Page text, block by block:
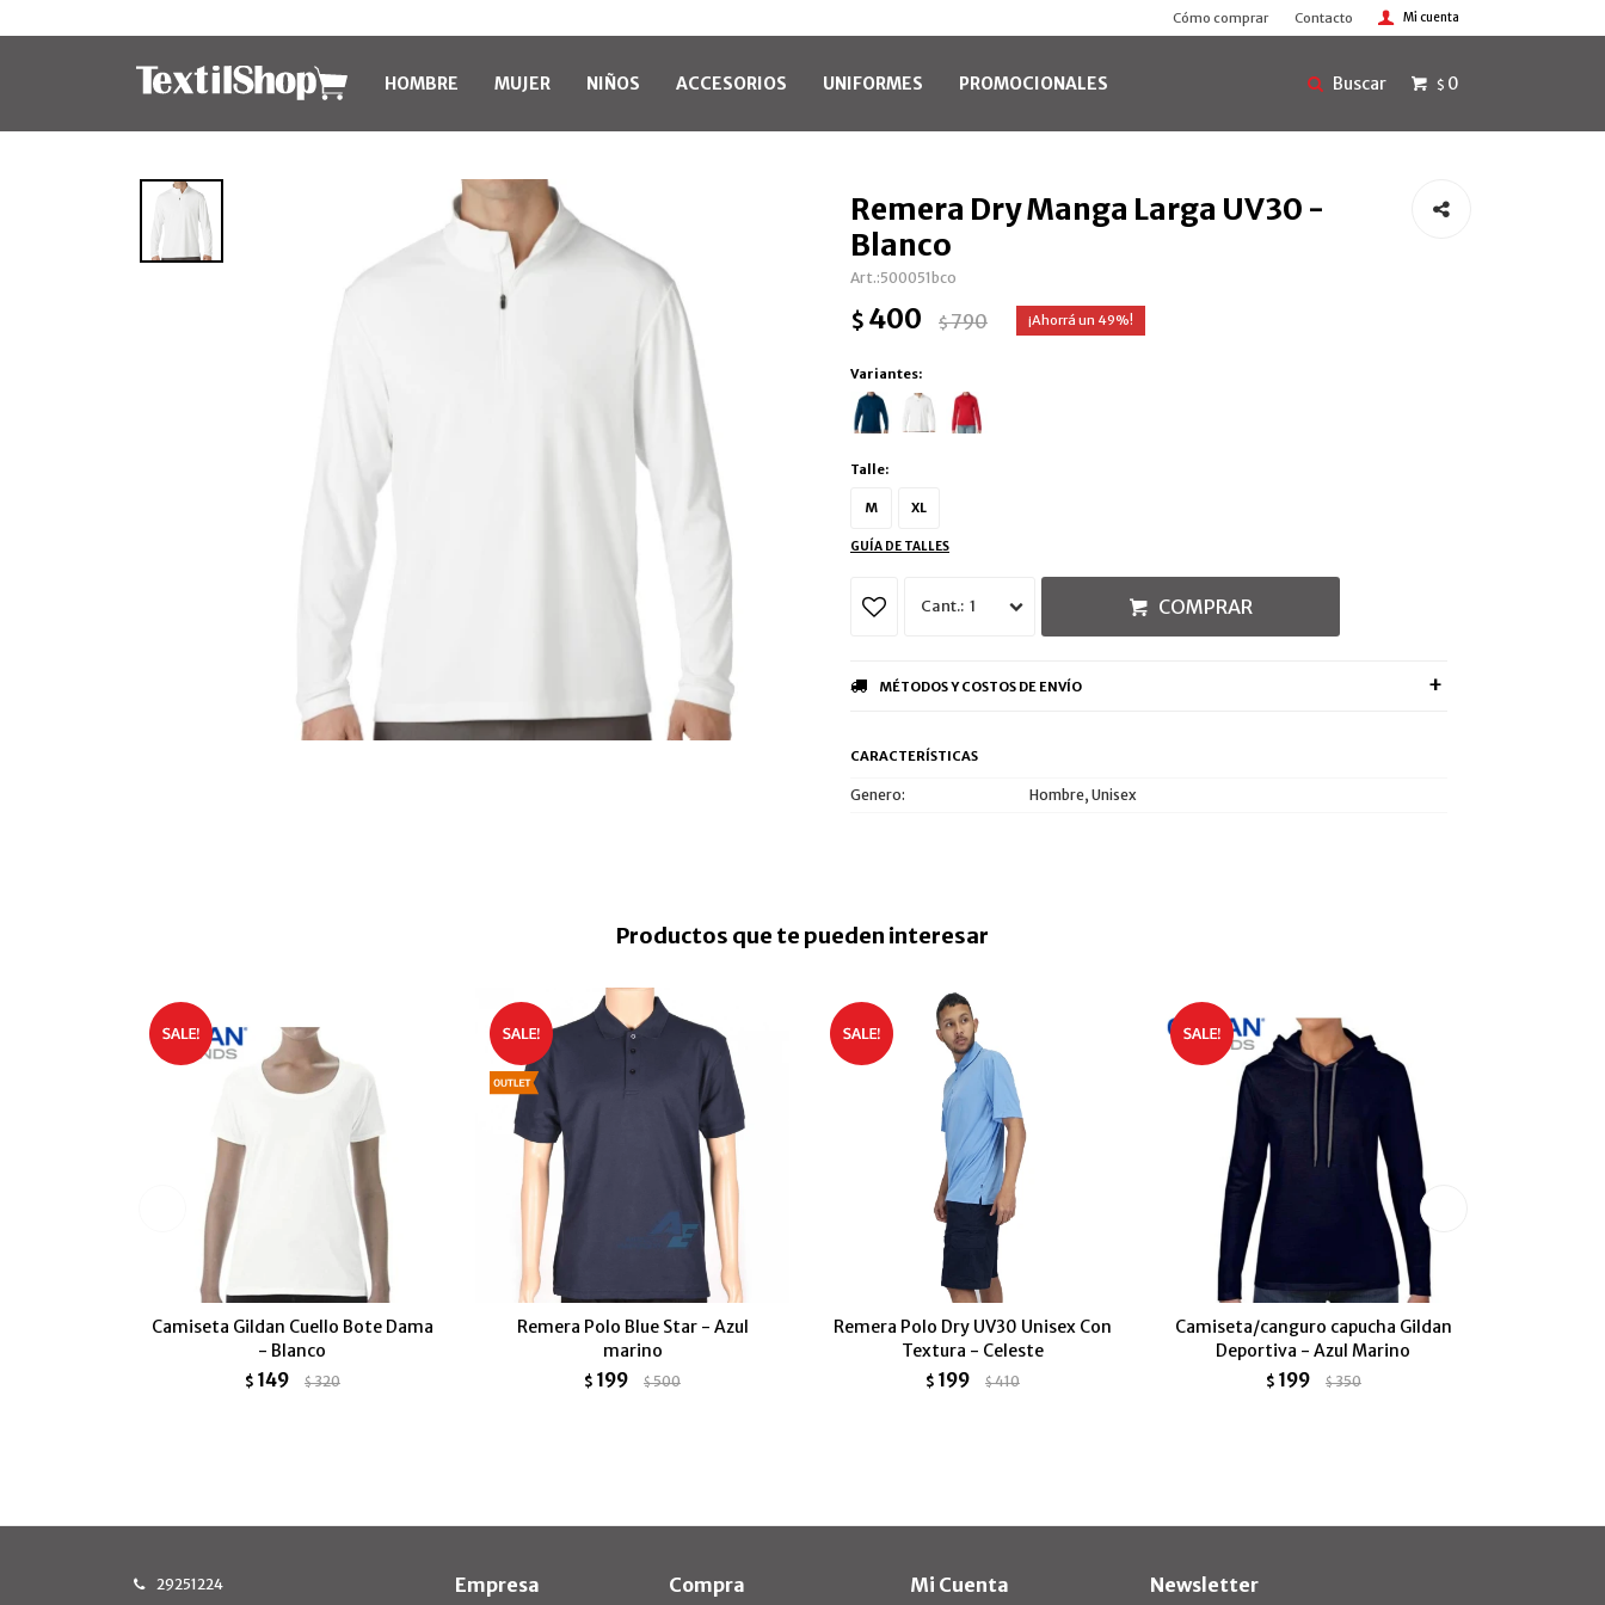
HOMBRE MUJER NIÑOS ACCESORIOS UNIFORMES PROMOCIONALES $ 0
Cómo comprar Contacto
Remera Dry Manga Larga UV30 -
Blanco
500051bco
$ 400 $790 49
Variantes:
Talle:
M XL
GUÍA DE TALLES
1 COMPRAR
MÉTODOS Y COSTOS DE ENVÍO
CARACTERÍSTICAS
Genero Hombre, Unisex
Productos que te pueden interesar
Camiseta Gildan Cuello Bote Dama
- Blanco
$ 149 $320
Remera Polo Blue Star - Azul
marino
$ 199 $500
Remera Polo Dry UV30 Unisex Con
Textura - Celeste
$ 199 $410
Camiseta/canguro capucha Gildan
Deportiva - Azul Marino
$ 199 $350
29251224 Empresa Compra Mi Cuenta Newsletter